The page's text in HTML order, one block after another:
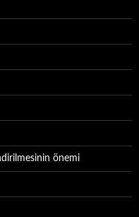
önemi